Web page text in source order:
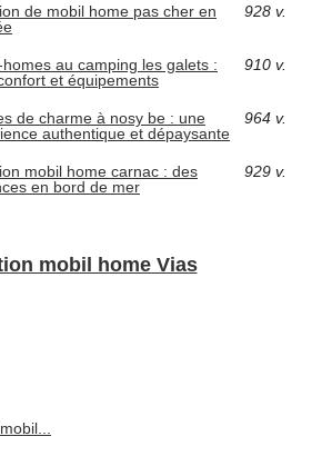
de mobil home pas cher en
928 v.
homes au camping les galets :
et équipements
910 v.
de charme à nosy be : une
authentique et dépaysante
964 v.
mobil home carnac : des
en bord de mer
929 v.
mobil home Vias